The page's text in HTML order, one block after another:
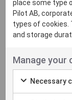
8 juni, 2026
Att
Det är inte
insatser
place some type
Pilot AB,
types of cookies.
and storage
Manage your
Necessary